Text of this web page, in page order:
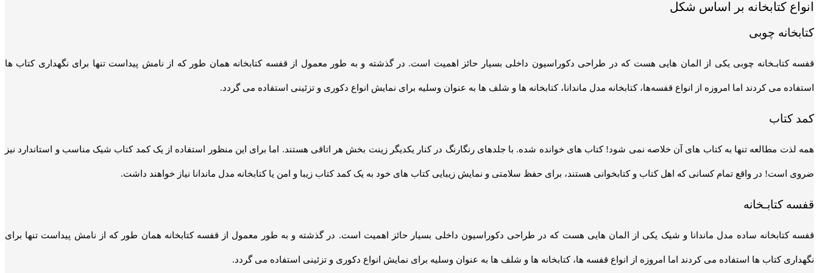
انواع کتابخانه بر اساس شکل
کتابخانه چوبی
قفسه کتابـخانه چوبی یکی از المان هایی هست که در طراحی دکوراسیون داخلی بسیار حائز اهمیت است. در گذشته و به طور معمول از قفسه کتابخانه همان طور که از نامش پیداست تنها برای نگهداری کتاب ها
استفاده می کردند اما امروزه از انواع قفسه‌ها، کتابخانه مدل ماندانا، کتابخانه ها و شلف ها به عنوان وسلیه برای نمایش انواع دکوری و تزئینی استفاده می گردد.
کمد کتاب
همه لذت مطالعه تنها به کتاب های آن خلاصه نمی شود! کتاب های خوانده شده. با جلدهای رنگارنگ در کنار یکدیگر زینت بخش هر اتاقی هستند. اما برای این منظور استفاده از یک کمد کتاب شیک مناسب و استاندارد نیز
ضروی است! در واقع تمام کسانی که اهل کتاب و کتابخوانی هستند، برای حفظ سلامتی و نمایش زیبایی کتاب های خود به یک کمد کتاب زیبا و امن یا کتابخانه مدل ماندانا نیاز خواهند داشت.
قفسه کتابـخانه
قفسه کتابخانه ساده مدل ماندانا و شیک یکی از المان هایی هست که در طراحی دکوراسیون داخلی بسیار حائز اهمیت است. در گذشته و به طور معمول از قفسه کتابخانه همان طور که از نامش پیداست تنها برای
نگهداری کتاب ها استفاده می کردند اما امروزه از انواع قفسه ها، کتابخانه ها و شلف ها به عنوان وسلیه برای نمایش انواع دکوری و تزئینی استفاده می گردد.